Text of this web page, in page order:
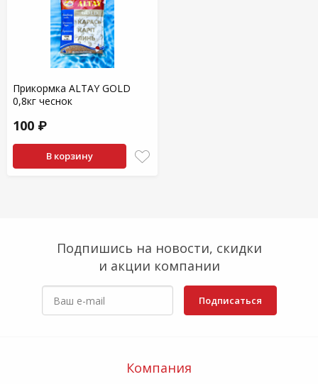
Прикормка ALTAY GOLD
0,8кг чеснок
100 ₽
В корзину
Подпишись на новости, скидки
и акции компании
Подписаться
Компания